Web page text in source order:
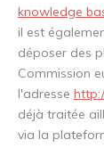
knowledge
il est
déposer des
Commission
l'adresse
déjà traitée
via la